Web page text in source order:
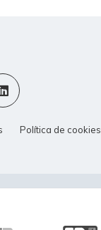
Política de cookies